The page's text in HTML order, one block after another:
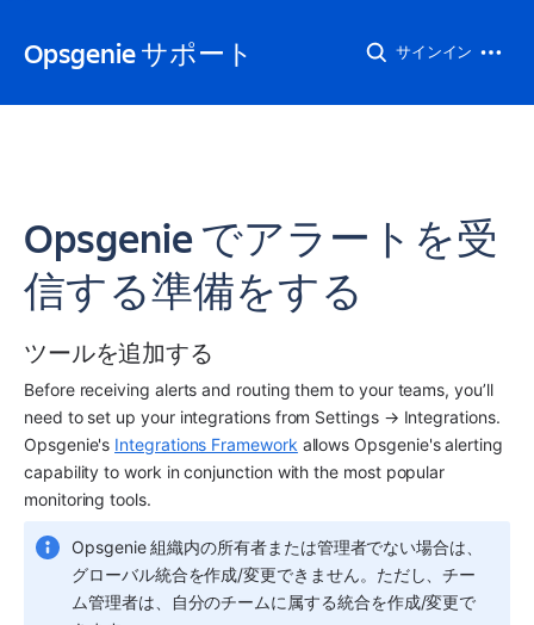
Opsgenie サポート サインイン
Opsgenie でアラートを受
信する準備をする
ツールを追加する
Before receiving alerts and routing them to your teams, you’ll
need to set up your integrations from Settings → Integrations.
Opsgenie's Integrations Framework allows Opsgenie's alerting
capability to work in conjunction with the most popular
monitoring tools.
Opsgenie 組織内の所有者または管理者でない場合は、
グローバル統合を作成/変更できません。ただし、チー
ム管理者は、自分のチームに属する統合を作成/変更で